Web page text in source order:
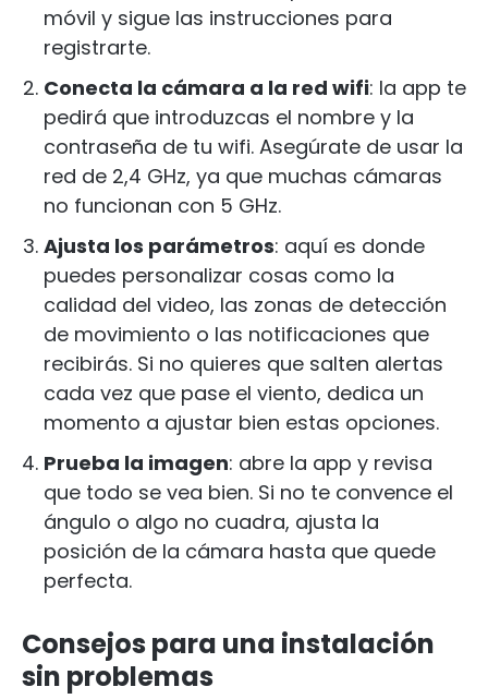
móvil y sigue las instrucciones para
registrarte.
Conecta la cámara a la red wifi: la app te
pedirá que introduzcas el nombre y la
contraseña de tu wifi. Asegúrate de usar la
red de 2,4 GHz, ya que muchas cámaras
no funcionan con 5 GHz.
Ajusta los parámetros: aquí es donde
puedes personalizar cosas como la
calidad del video, las zonas de detección
de movimiento o las notificaciones que
recibirás. Si no quieres que salten alertas
cada vez que pase el viento, dedica un
momento a ajustar bien estas opciones.
Prueba la imagen: abre la app y revisa
que todo se vea bien. Si no te convence el
ángulo o algo no cuadra, ajusta la
posición de la cámara hasta que quede
perfecta.
Consejos para una instalación
sin problemas